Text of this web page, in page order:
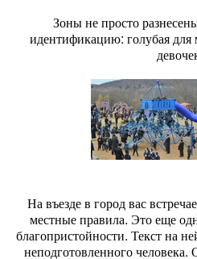
Зоны не просто
идентификацию: голубая для
На въезде в город вас
местные правила. Это еще
благопристойности. Текст на
неподготовленного